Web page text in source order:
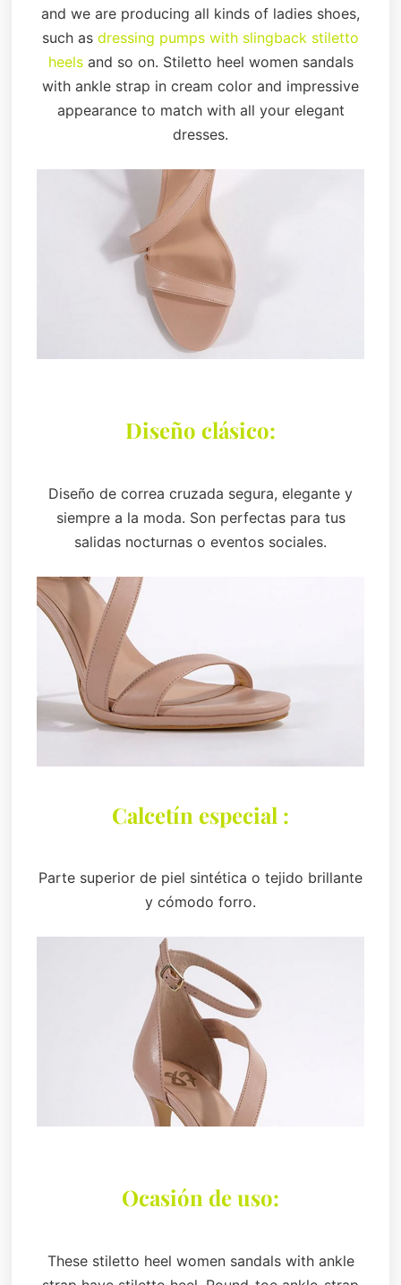
and we are producing all kinds of ladies shoes,
such as dressing pumps with slingback stiletto
heelsand so on. Stiletto heel women sandals
with ankle strap in cream color and impressive
appearance to match with all your elegant
dresses.
Diseño clásico:
Diseño de correa cruzada segura, elegante y
siempre a la moda. Son perfectas para tus
salidas nocturnas o eventos sociales.
Calcetín especial :
Parte superior de piel sintética o tejido brillante
y cómodo forro.
Ocasión de uso:
These stiletto heel women sandals with ankle